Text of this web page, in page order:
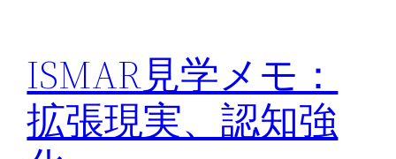
ISMAR見学メモ：
拡張現実、認知強